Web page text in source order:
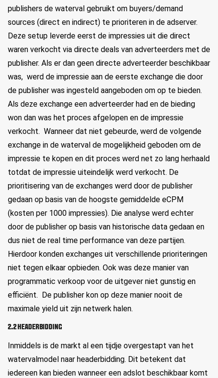
publishers de waterval gebruikt om buyers/demand
sources (direct en indirect) te prioriteren in de adserver.
Deze setup leverde eerst de impressies uit die direct
waren verkocht via directe deals van adverteerders met de
publisher. Als er dan geen directe adverteerder beschikbaar
was, werd de impressie aan de eerste exchange die door
de publisher was ingesteld aangeboden om op te bieden.
Als deze exchange een adverteerder had en de bieding
won dan was het proces afgelopen en de impressie
verkocht. Wanneer dat niet gebeurde, werd de volgende
exchange in de waterval de mogelijkheid geboden om de
impressie te kopen en dit proces werd net zo lang herhaald
totdat de impressie uiteindelijk werd verkocht. De
prioritisering van de exchanges werd door de publisher
gedaan op basis van de hoogste gemiddelde eCPM
(kosten per 1000 impressies). Die analyse werd echter
door de publisher op basis van historische data gedaan en
dus niet de real time performance van deze partijen.
Hierdoor konden exchanges uit verschillende prioriteringen
niet tegen elkaar opbieden. Ook was deze manier van
programmatic verkoop voor de uitgever niet gunstig en
efficiënt. De publisher kon op deze manier nooit de
maximale yield uit zijn netwerk halen.
2.2 HEADERBIDDING
Inmiddels is de markt al een tijdje overgestapt van het
watervalmodel naar headerbidding. Dit betekent dat
iedereen kan bieden wanneer een adslot beschikbaar komt